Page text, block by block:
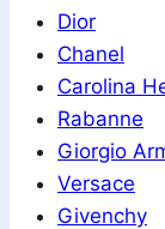
Dior
Chanel
Carolina
Rabanne
Giorgio
Versace
Givenchy